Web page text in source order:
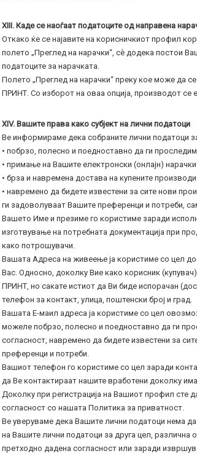
XIII. Каде се наоѓаат податоците од направена
Откако ќе се најавите на корисничкиот профил
полето „Преглед на нарачки“, сè додека постои
податоците за нарачката.
Полето „Преглед на нарачки“ преку кое може да
ПРИНТ. Со изборот на оваа опција, производот
XIV. Вашите права како субјект на лични податоци
Ве информираме дека собраните лични податоци
• побрзо, полесно и поедноставно да ги
• примање на Вашите електронски (онлајн)
• брза и навремена достава на купените
• навремено да бидете известени за сите нови
ги задоволуваат Вашите преференци и потреби,
Вашето Име и презиме го користиме заради
изготвување на потребната документација при
како потрошувачи.
Вашата Адреса на живеење ја користиме со цел
Вас. Односно, доколку Вие како корисник
ПРИНТ, но сакате истиот да Ви биде испорачан
телефон за контакт, улица, поштенски број и град.
Вашата Е-маил адреса ја користиме со цел
можеле побрзо, полесно и поедноставно да ги
согласност, навремено да бидете известени за
преференци и потреби.
Вашиот телефон го користиме со цел заради
да Ве контактираат нашите вработени доколку
Доколку при регистрација на Вашиот профил сте
согласност со нашата Политика за приватност.
Ве уверуваме дека Вашите лични податоци нема
на Вашите лични податоци за друга цел,
претходно дадена согласност или заради